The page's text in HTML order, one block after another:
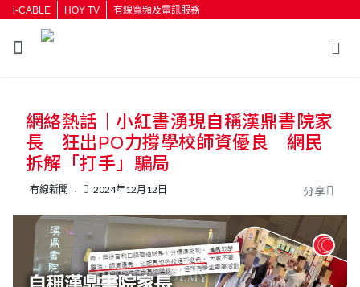
i-CABLE HOY TV 有線寬頻及電訊服務
按輸入鍵開始搜尋
網絡熱話｜小紅書湧現自稱漢鼎書院家
長 狂出PO力撐學校師資優良 網民
拆解「打手」騙局
有線新聞 2024年12月12日 分享